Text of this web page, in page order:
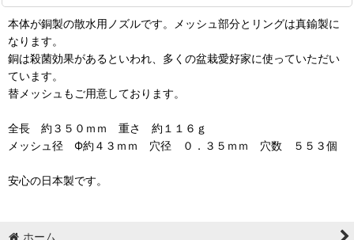
本体が銅製の散水用ノズルです。メッシュ部分とリングは真鍮製に
なります。
銅は殺菌効果があるといわれ、多くの盆栽愛好家に使っていただい
ています。
替メッシュもご用意しております。
全長 約３５０ｍｍ 重さ 約１１６ｇ
メッシュ径 Ф約４３ｍｍ 穴径 ０．３５ｍｍ 穴数 ５５３個
安心の日本製です。
ホーム